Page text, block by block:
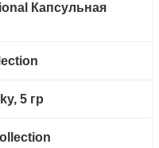
Капсульная
5 гр